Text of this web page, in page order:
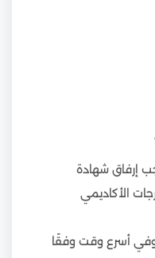
إرفاق شهادة
الأكاديمي
أسرع وقت وفقًا